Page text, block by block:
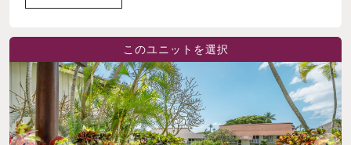
このユニットを選択